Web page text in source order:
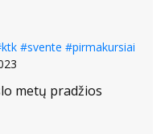
#svente #pirmakursiai
metų pradžios